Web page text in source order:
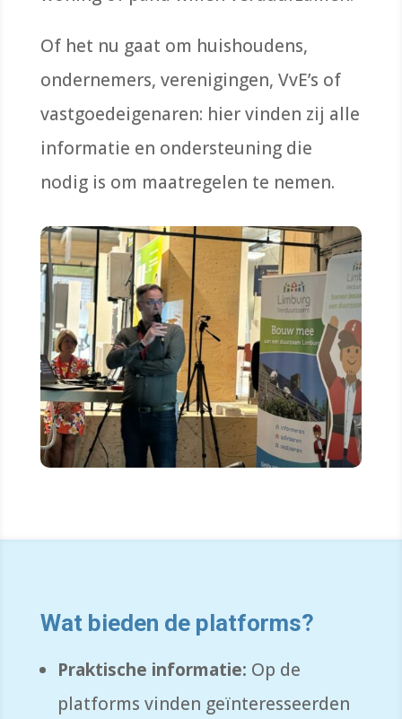
Of het nu gaat om huishoudens,
ondernemers, verenigingen, VvE’s of
vastgoedeigenaren: hier vinden zij alle
informatie en ondersteuning die
nodig is om maatregelen te nemen.
Wat bieden de platforms?
Praktische informatie: Op de
platforms vinden geïnteresseerden